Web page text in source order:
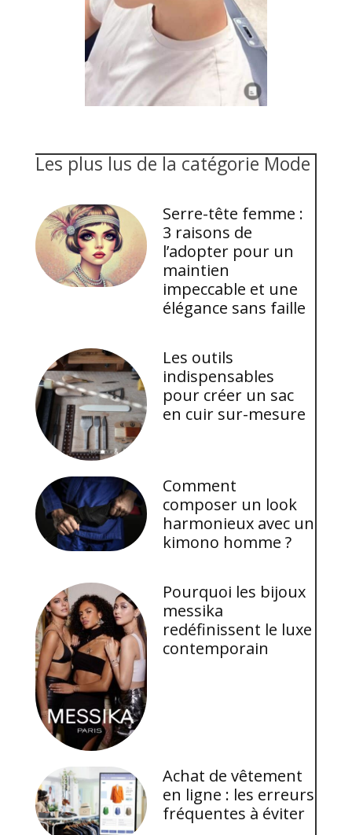
Les plus lus de la catégorie Mode
Serre-tête femme :
3 raisons de
l’adopter pour un
maintien
impeccable et une
élégance sans faille
Les outils
indispensables
pour créer un sac
en cuir sur-mesure
Comment
composer un look
harmonieux avec un
kimono homme ?
Pourquoi les bijoux
messika
redéfinissent le luxe
contemporain
Achat de vêtement
en ligne : les erreurs
fréquentes à éviter